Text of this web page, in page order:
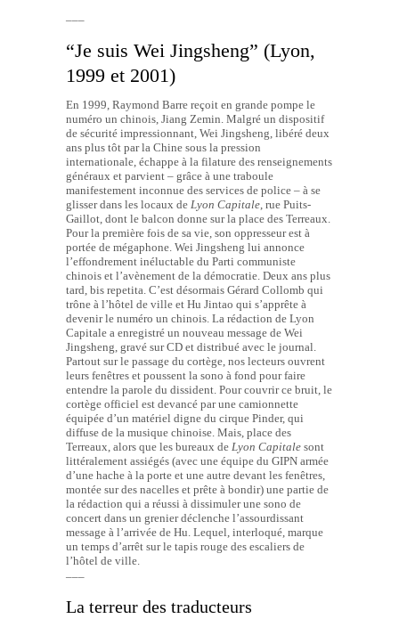
–––
“Je suis Wei Jingsheng” (Lyon,
1999 et 2001)
En 1999, Raymond Barre reçoit en grande pompe le
numéro un chinois, Jiang Zemin. Malgré un dispositif
de sécurité impressionnant, Wei Jingsheng, libéré deux
ans plus tôt par la Chine sous la pression
internationale, échappe à la filature des renseignements
généraux et parvient – grâce à une traboule
manifestement inconnue des services de police – à se
glisser dans les locaux de Lyon Capitale , rue Puits-
Gaillot, dont le balcon donne sur la place des Terreaux.
Pour la première fois de sa vie, son oppresseur est à
portée de mégaphone. Wei Jingsheng lui annonce
l’effondrement inéluctable du Parti communiste
chinois et l’avènement de la démocratie. Deux ans plus
tard, bis repetita. C’est désormais Gérard Collomb qui
trône à l’hôtel de ville et Hu Jintao qui s’apprête à
devenir le numéro un chinois. La rédaction de Lyon
Capitale a enregistré un nouveau message de Wei
Jingsheng, gravé sur CD et distribué avec le journal.
Partout sur le passage du cortège, nos lecteurs ouvrent
leurs fenêtres et poussent la sono à fond pour faire
entendre la parole du dissident. Pour couvrir ce bruit, le
cortège officiel est devancé par une camionnette
équipée d’un matériel digne du cirque Pinder, qui
diffuse de la musique chinoise. Mais, place des
Terreaux, alors que les bureaux de Lyon Capitale sont
littéralement assiégés (avec une équipe du GIPN armée
d’une hache à la porte et une autre devant les fenêtres,
montée sur des nacelles et prête à bondir) une partie de
la rédaction qui a réussi à dissimuler une sono de
concert dans un grenier déclenche l’assourdissant
message à l’arrivée de Hu. Lequel, interloqué, marque
un temps d’arrêt sur le tapis rouge des escaliers de
l’hôtel de ville.
–––
La terreur des traducteurs